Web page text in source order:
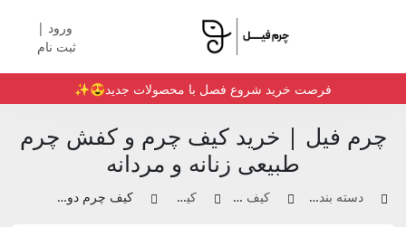
ورود |
ثبت نام
فرصت خرید شروع فصل با محصولات جدید😍✨️
چرم فیل | خرید کیف چرم و کفش چرم
طبیعی زنانه و مردانه
دسته بندی محصولات کیف چرم زنانه کیف دوشی کیف چرم دوشی | کد104